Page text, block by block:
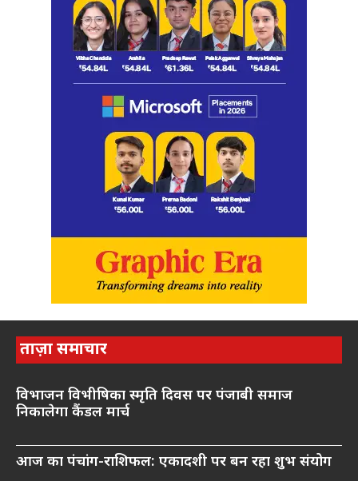
ताज़ा समाचार
विभाजन विभीषिका स्मृति दिवस पर पंजाबी समाज
निकालेगा कैंडल मार्च
आज का पंचांग-राशिफल: एकादशी पर बन रहा शुभ संयोग